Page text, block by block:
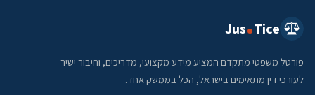
Jus Tice
פורטל משפטי מתקדם המציע מידע מקצועי, מדריכים, וחיבור ישיר
לעורכי דין מתאימים בישראל, הכל בממשק אחד.